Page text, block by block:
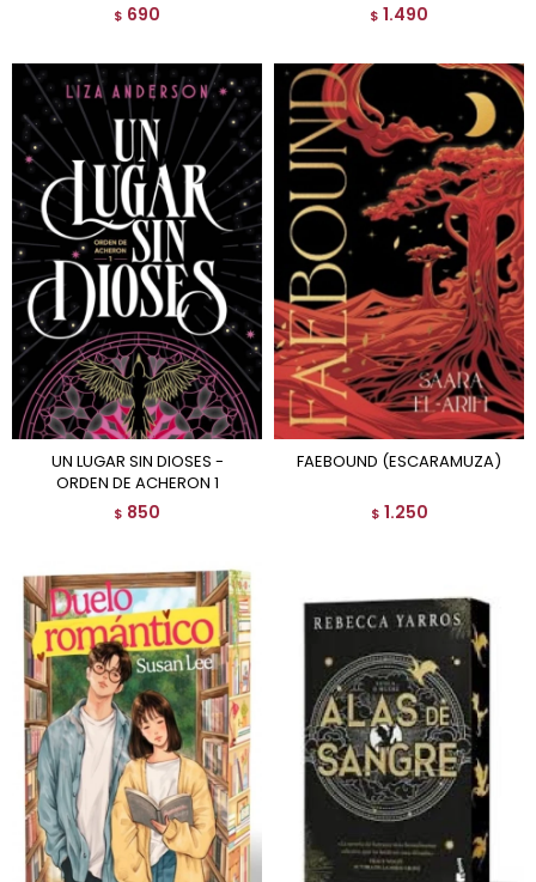
$ 690 $ 1.490
UN LUGAR SIN DIOSES -
ORDEN DE ACHERON 1
$ 850
FAEBOUND (ESCARAMUZA)
$ 1.250